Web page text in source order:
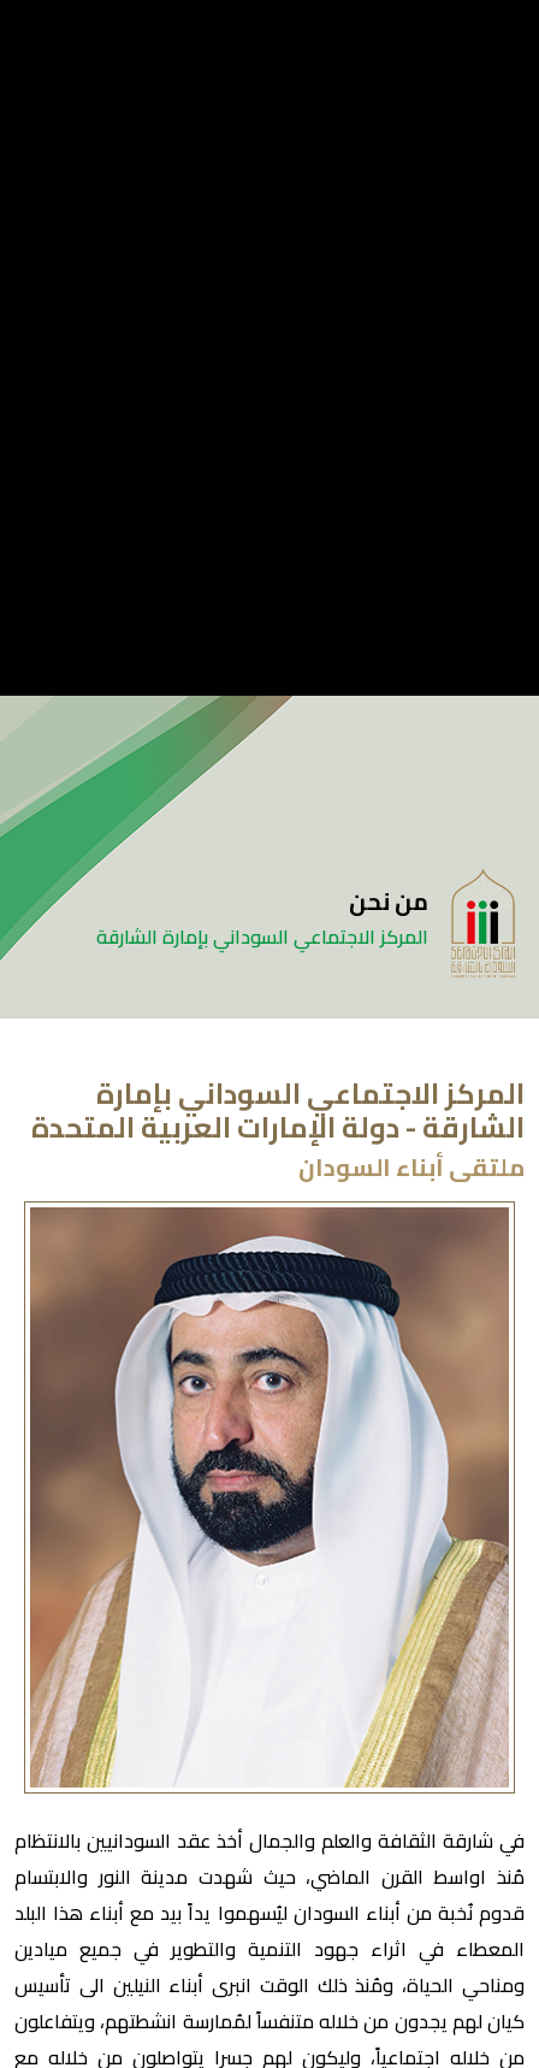
من نحن
المركز الاجتماعي السوداني بإمارة الشارقة
المركز الاجتماعي السوداني بإمارة
الشارقة - دولة الإمارات العربية المتحدة
ملتقى أبناء السودان
في شارقة الثقافة والعلم والجمال أخذ عقد السودانيين بالانتظام
مُنذ اواسط القرن الماضي، حيث شهدت مدينة النور والابتسام
قدوم نُخبة من أبناء السودان ليُسهموا يداً بيد مع أبناء هذا البلد
المعطاء في اثراء جهود التنمية والتطوير في جميع ميادين
ومناحي الحياة، ومُنذ ذلك الوقت انبرى أبناء النيلين الى تأسيس
كيان لهم يجدون من خلاله متنفساً لمُمارسة انشطتهم، ويتفاعلون
من خلاله اجتماعياً، وليكون لهم جسرا يتواصلون من خلاله مع